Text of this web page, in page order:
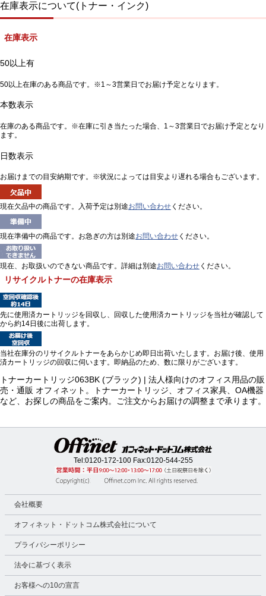
在庫表示について(トナー・インク)
在庫表示
50以上有
50以上在庫のある商品です。※1～3営業日でお届け予定となります。
本数表示
在庫のある商品です。※在庫に引き当たった場合、1～3営業日でお届け予定となり
ます。
日数表示
お届けまでの目安納期です。※状況によっては目安より遅れる場合もございます。
現在欠品中の商品です。入荷予定は別途お問い合わせ ください。
現在準備中の商品です。お急ぎの方は別途お問い合わせ ください。
現在、お取扱いのできない商品です。詳細は別途お問い合わせ ください。
リサイクルトナーの在庫表示
先に使用済カートリッジを回収し、回収した使用済カートリッジを当社が確認して
から約14日後に出荷します。
当社在庫分のリサイクルトナーをあらかじめ即日出荷いたします。お届け後、使用
済カートリッジの回収に伺います。即納品のため、数に限りがございます。
トナーカートリッジ063BK (ブラック) | 法人様向けのオフィス用品の販
売・通販 オフィネット。トナーカートリッジ、オフィス家具、OA機器
など、お探しの商品をご案内。ご注文からお届けの調整まで承ります。
Tel:0120-172-100Fax:0120-544-255
会社概要
オフィネット・ドットコム株式会社について
プライバシーポリシー
法令に基づく表示
お客様への10の宣言